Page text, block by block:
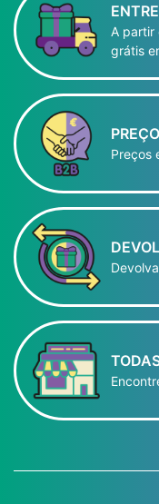
A partir
grátis
Preços